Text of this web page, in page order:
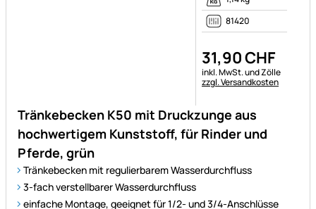
hochwertigem Kunststoff, für Rinder und
einfache Montage, geeignet für 1/2- und 3/4-Anschlüsse
robuste Selbsttränke für Ihren Stall oder Ihre Weide